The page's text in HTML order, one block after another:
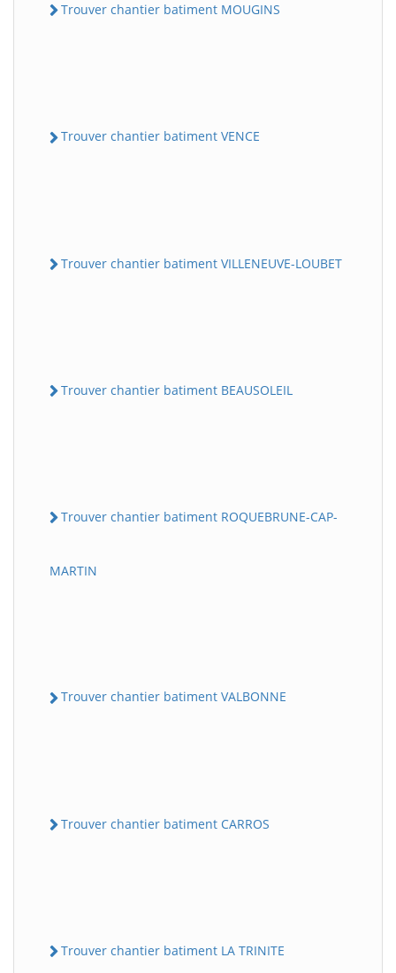
Trouver chantier batiment MOUGINS
Trouver chantier batiment VENCE
Trouver chantier batiment VILLENEUVE-LOUBET
Trouver chantier batiment BEAUSOLEIL
Trouver chantier batiment ROQUEBRUNE-CAP-
MARTIN
Trouver chantier batiment VALBONNE
Trouver chantier batiment CARROS
Trouver chantier batiment LA TRINITE